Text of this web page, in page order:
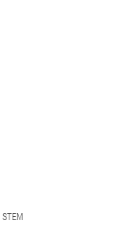
STEM